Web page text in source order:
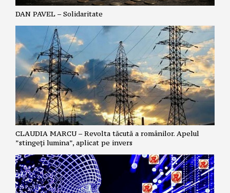
DAN PAVEL – Solidaritate
CLAUDIA MARCU – Revolta tăcută a românilor. Apelul
”stingeți lumina”, aplicat pe invers